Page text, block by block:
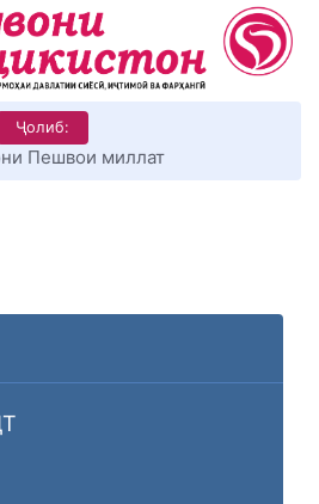
Ҷолиб:
Пешвои миллат